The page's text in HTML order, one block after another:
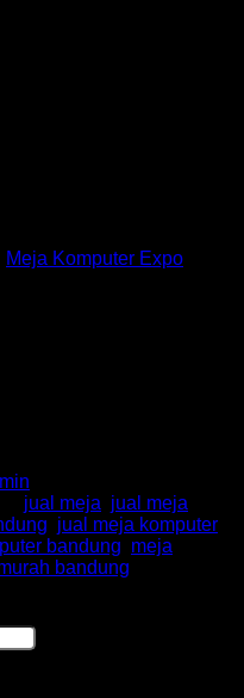
Meja Komputer Expo
HM MTC
jual meja jual meja
jual meja komputer
bandung meja
bandung